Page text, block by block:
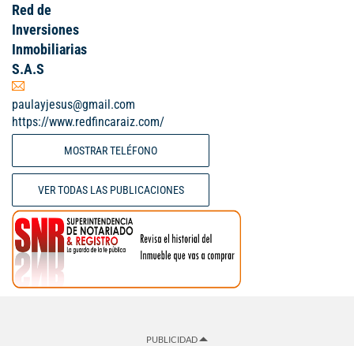
Red de
Inversiones
Inmobiliarias
S.A.S
paulayjesus@gmail.com
https://www.redfincaraiz.com/
MOSTRAR TELÉFONO
VER TODAS LAS PUBLICACIONES
PUBLICIDAD